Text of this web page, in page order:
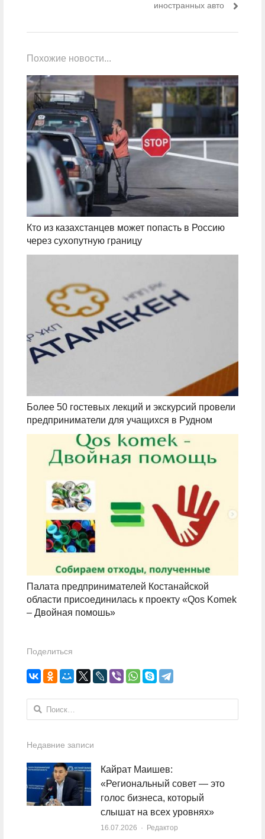
иностранных авто
Похожие новости...
Кто из казахстанцев может попасть в Россию
через сухопутную границу
Более 50 гостевых лекций и экскурсий провели
предприниматели для учащихся в Рудном
Палата предпринимателей Костанайской
области присоединилась к проекту «Qos Komek
– Двойная помошь»
Поделиться
Найти:
Недавние записи
Кайрат Маишев:
«Региональный совет — это
голос бизнеса, который
слышат на всех уровнях»
16.07.2026 Author
Редактор